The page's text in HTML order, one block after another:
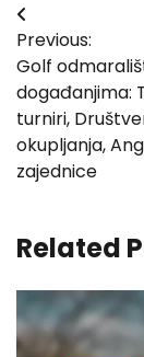
Post
Previous:
Golf
događanjima:
turniri,
okupljanja,
zajednice
Related